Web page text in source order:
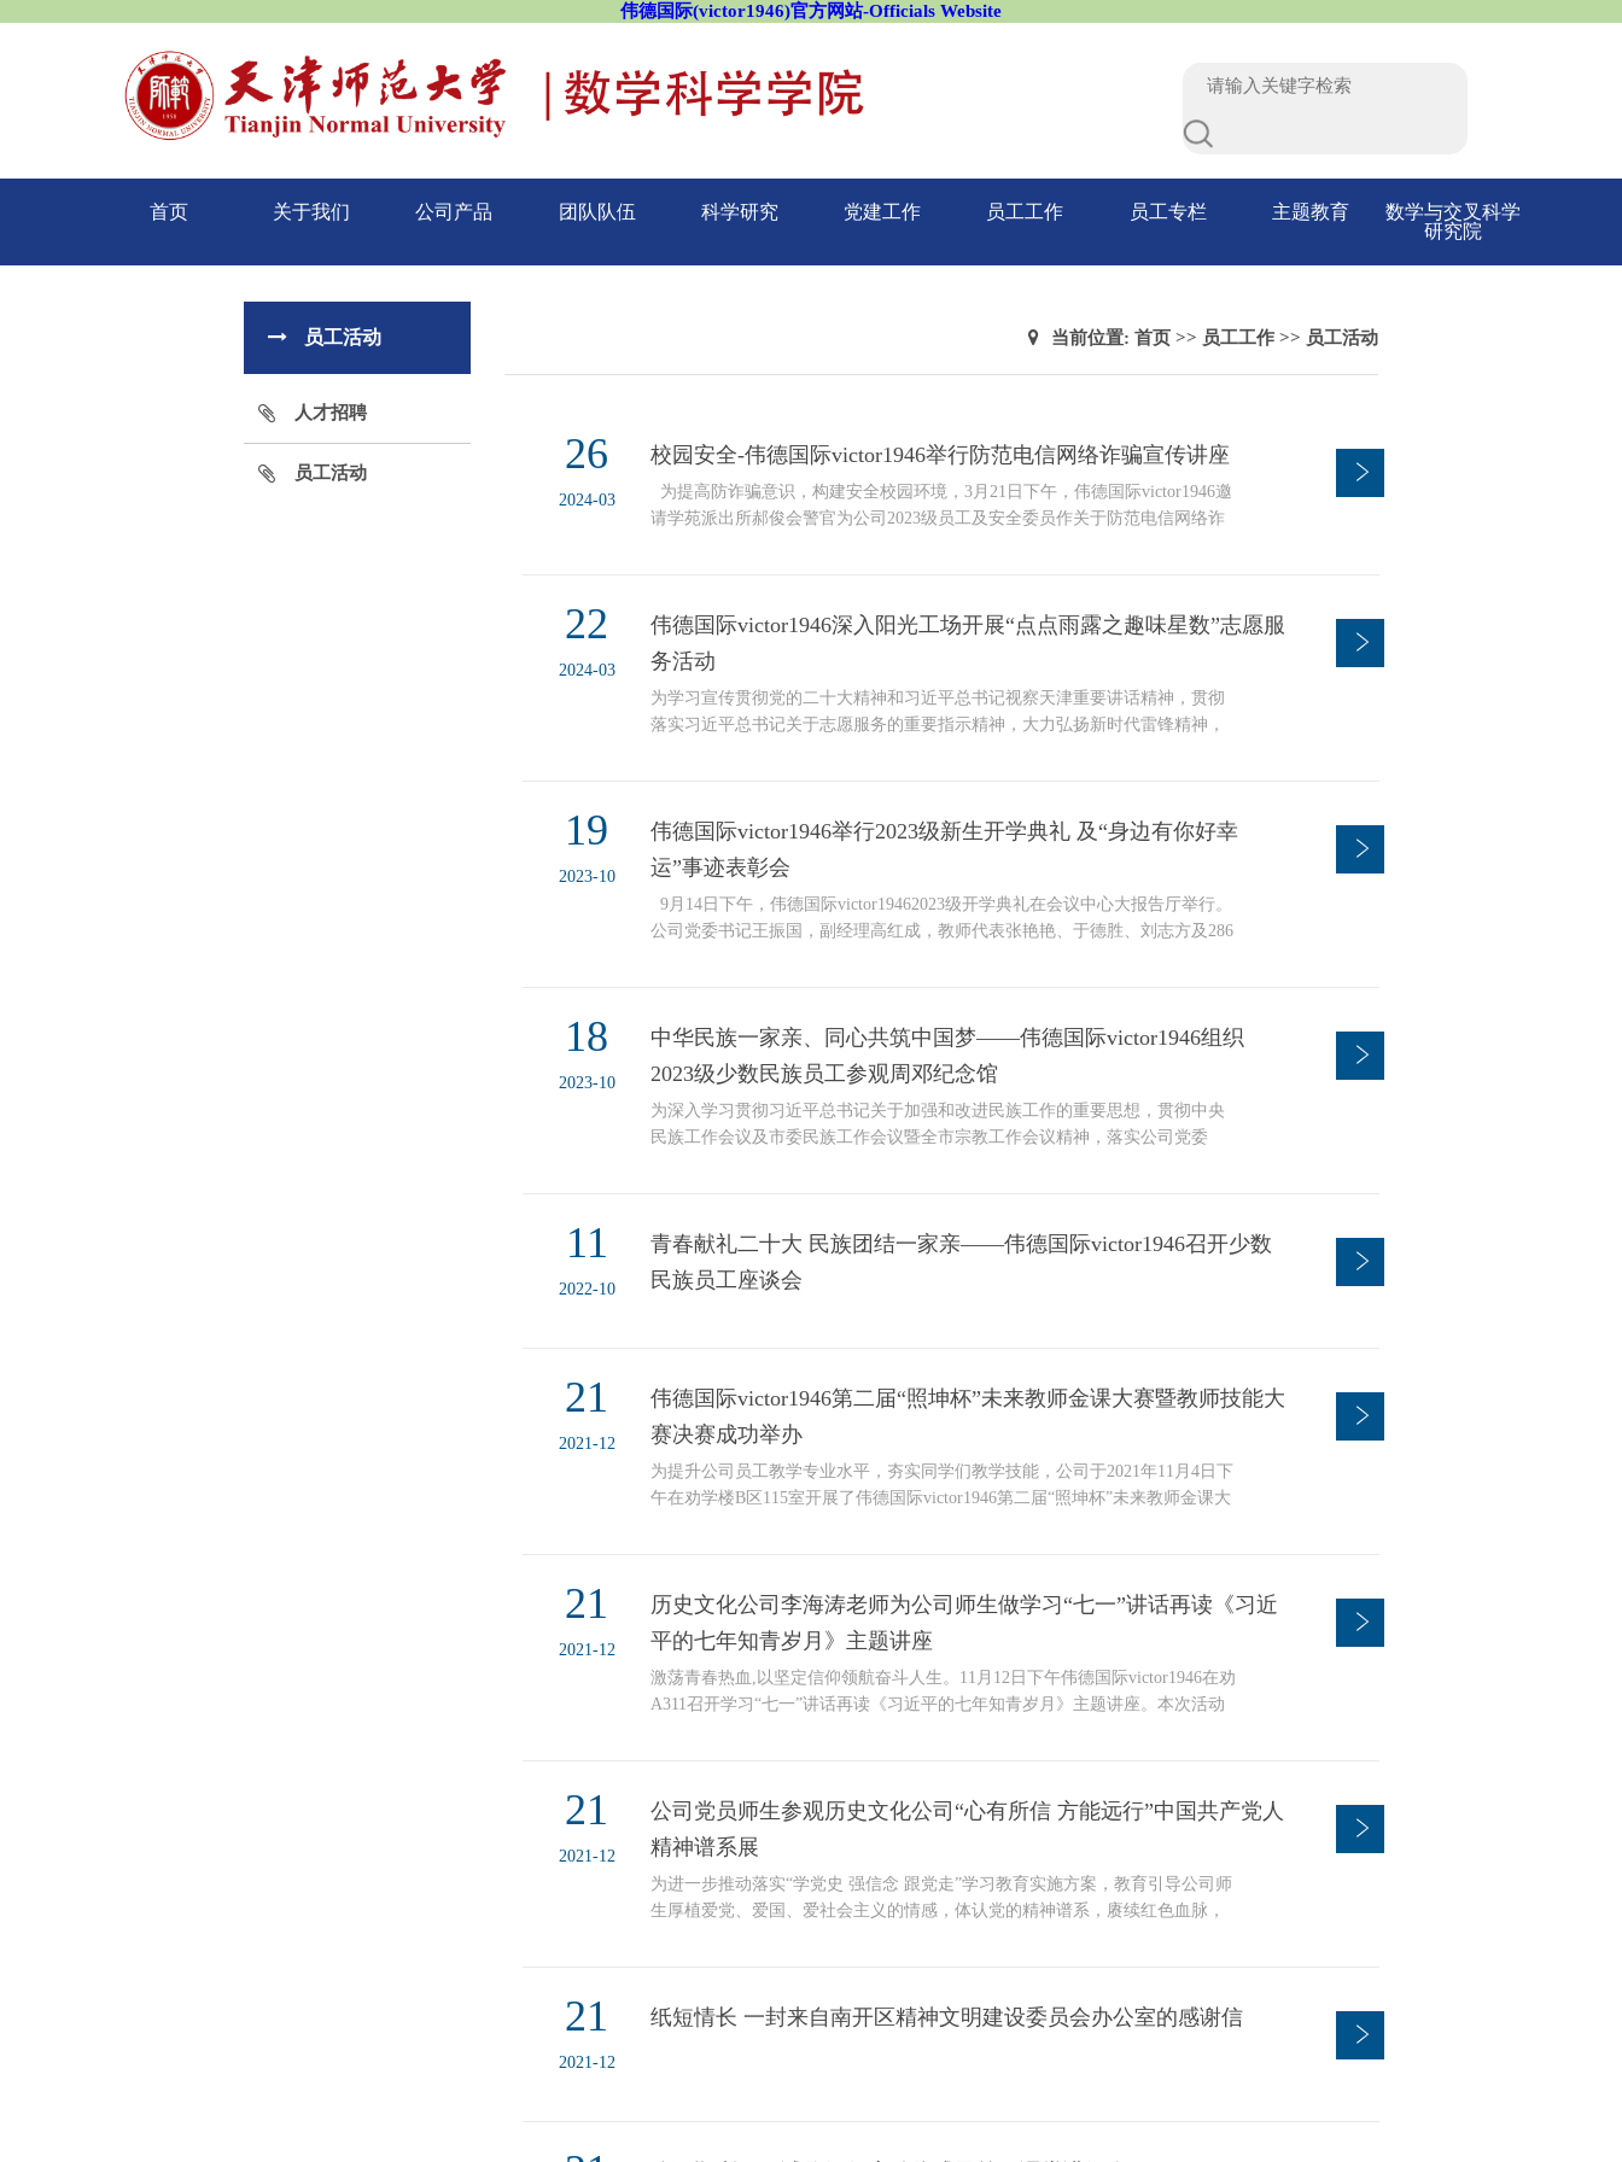
伟德国际(victor1946)官方网站-Officials Website
首页 关于我们 公司产品 团队队伍 科学研究 党建工作 员工工作 员工专栏 主题教育
数学与交叉科学
研究院
员工活动
人才招聘
员工活动
当前位置:首页 >> 员工工作 >> 员工活动
26
2024-03
校园安全-伟德国际victor1946举行防范电信网络诈骗宣传讲座
为提高防诈骗意识，构建安全校园环境，3月21日下午，伟德国际victor1946邀
请学苑派出所郝俊会警官为公司2023级员工及安全委员作关于防范电信网络诈
警告这类犯罪行为将导致涉事人被列入“两卡”黑名单，无法再办...
22
2024-03
伟德国际victor1946深入阳光工场开展“点点雨露之趣味星数”志愿服
务活动
为学习宣传贯彻党的二十大精神和习近平总书记视察天津重要讲话精神，贯彻
落实习近平总书记关于志愿服务的重要指示精神，大力弘扬新时代雷锋精神，
业优势为自闭症患者量身定制了“趣味数学乐园”活...
19
2023-10
伟德国际victor1946举行2023级新生开学典礼 及“身边有你好幸
运”事迹表彰会
9月14日下午，伟德国际victor19462023级开学典礼在会议中心大报告厅举行。
公司党委书记王振国，副经理高红成，教师代表张艳艳、于德胜、刘志方及286
王振国老师讲话)王书记向新生提出三点希望：一是紧紧抓住时代赋予的...
18
2023-10
中华民族一家亲、同心共筑中国梦——伟德国际victor1946组织
2023级少数民族员工参观周邓纪念馆
为深入学习贯彻习近平总书记关于加强和改进民族工作的重要思想，贯彻中央
民族工作会议及市委民族工作会议暨全市宗教工作会议精神，落实公司党委
的带领下，同学们参观了“人民总理周恩来”和“邓颖超——20世...
11
2022-10
青春献礼二十大 民族团结一家亲——伟德国际victor1946召开少数
民族员工座谈会
21
2021-12
伟德国际victor1946第二届“照坤杯”未来教师金课大赛暨教师技能大
赛决赛成功举办
为提升公司员工教学专业水平，夯实同学们教学技能，公司于2021年11月4日下
午在劝学楼B区115室开展了伟德国际victor1946第二届“照坤杯”未来教师金课大
辅导员田尚慧老师、孙贺老师。在本次活动中，同学们...
21
2021-12
历史文化公司李海涛老师为公司师生做学习“七一”讲话再读《习近
平的七年知青岁月》主题讲座
激荡青春热血,以坚定信仰领航奋斗人生。11月12日下午伟德国际victor1946在劝
A311召开学习“七一”讲话再读《习近平的七年知青岁月》主题讲座。本次活动
深远。它是当代青年人树立正确人生观、价值观的鲜活教材，是当...
21
2021-12
公司党员师生参观历史文化公司“心有所信 方能远行”中国共产党人
精神谱系展
为进一步推动落实“学党史 强信念 跟党走”学习教育实施方案，教育引导公司师
生厚植爱党、爱国、爱社会主义的情感，体认党的精神谱系，赓续红色血脉，
公司党员师生深入了解党史文化，更好地传承共产党人精...
21
2021-12
纸短情长 一封来自南开区精神文明建设委员会办公室的感谢信